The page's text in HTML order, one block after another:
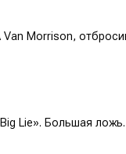
Morrison,
Lie». Большая ложь.